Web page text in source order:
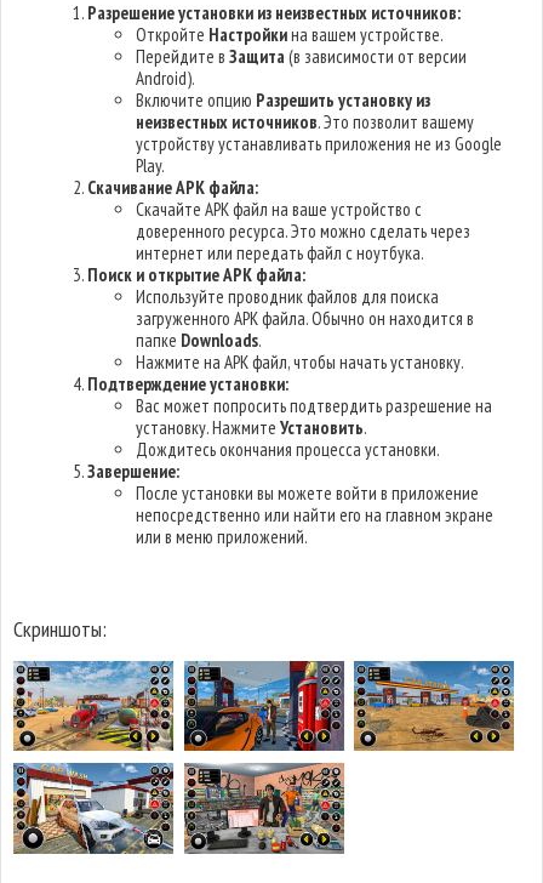
Разрешение установки из неизвестных источников:
Откройте Настройкина вашем устройстве.
Перейдите вЗащита(в зависимости от версии
Android).
Включите опцию Разрешить установку из
неизвестных источников. Это позволит вашему
устройству устанавливать приложения не из Google
Play.
Скачивание APK файла:
Скачайте APK файл на ваше устройство с
доверенного ресурса. Это можно сделать через
интернет или передать файл с ноутбука.
Поиск и открытие APK файла:
Используйте проводник файлов для поиска
загруженного APK файла. Обычно он находится в
папке Downloads.
Нажмите на APK файл, чтобы начать установку.
Подтверждение установки:
Вас может попросить подтвердить разрешение на
установку. НажмитеУстановить.
Дождитесь окончания процесса установки.
Завершение:
После установки вы можете войти в приложение
непосредственно или найти его на главном экране
или в меню приложений.
Скриншоты: